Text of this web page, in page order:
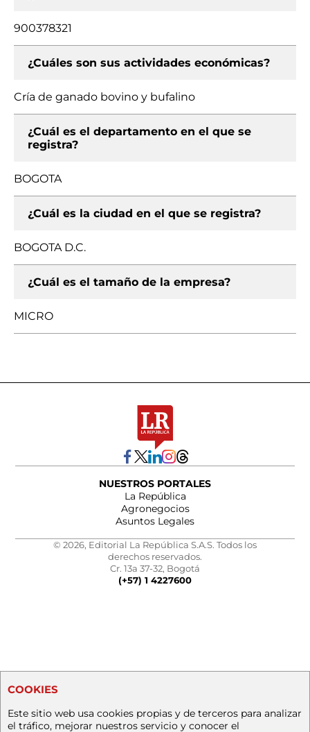
900378321
¿Cuáles son sus actividades económicas?
Cría de ganado bovino y bufalino
¿Cuál es el departamento en el que se
registra?
BOGOTA
¿Cuál es la ciudad en el que se registra?
BOGOTA D.C.
¿Cuál es el tamaño de la empresa?
MICRO
NUESTROS PORTALES
La República
Agronegocios
Asuntos Legales
© 2026, Editorial La República S.A.S. Todos los
derechos reservados.
Cr. 13a 37-32, Bogotá
(+57) 1 4227600
COOKIES
Este sitio web usa cookies propias y de terceros para analizar
el tráfico, mejorar nuestros servicio y conocer el